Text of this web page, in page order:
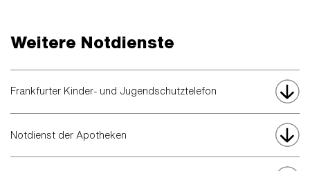
Weitere Notdienste
Frankfurter Kinder- und Jugendschutztelefon
Notdienst der Apotheken